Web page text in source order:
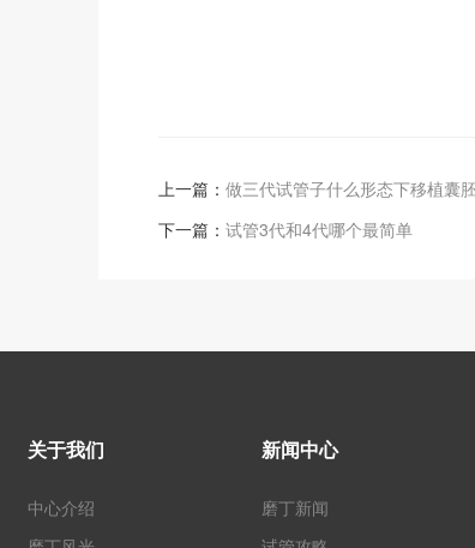
上一篇： 做三代试管子什么形态下移植囊
下一篇： 试管3代和4代哪个最简单
关于我们
中心介绍
新闻中心
磨丁新闻